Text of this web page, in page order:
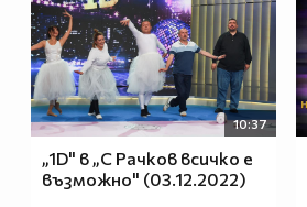
10:37
„1D" в „С Рачков всичко е
възможно" (03.12.2022)